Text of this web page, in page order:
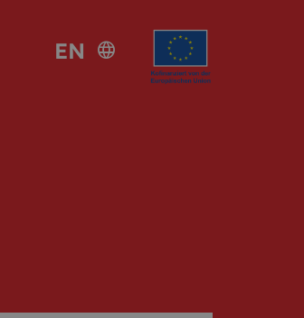
EN language